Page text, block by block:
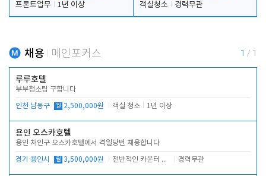
프론트업무
1년 이상
객실청소
경력무관
채용 메인포커스 1 / 1
루루호텔
부부청소팀 구합니다
인천 남동구 월 2,500,000원 객실 청소 1년 이상
용인 오스카호텔
용인 처인구 오스카호텔에서 격일당번 채용합니다
경기 용인시 월 3,500,000원 전반적인 카운터 업무 경력무관